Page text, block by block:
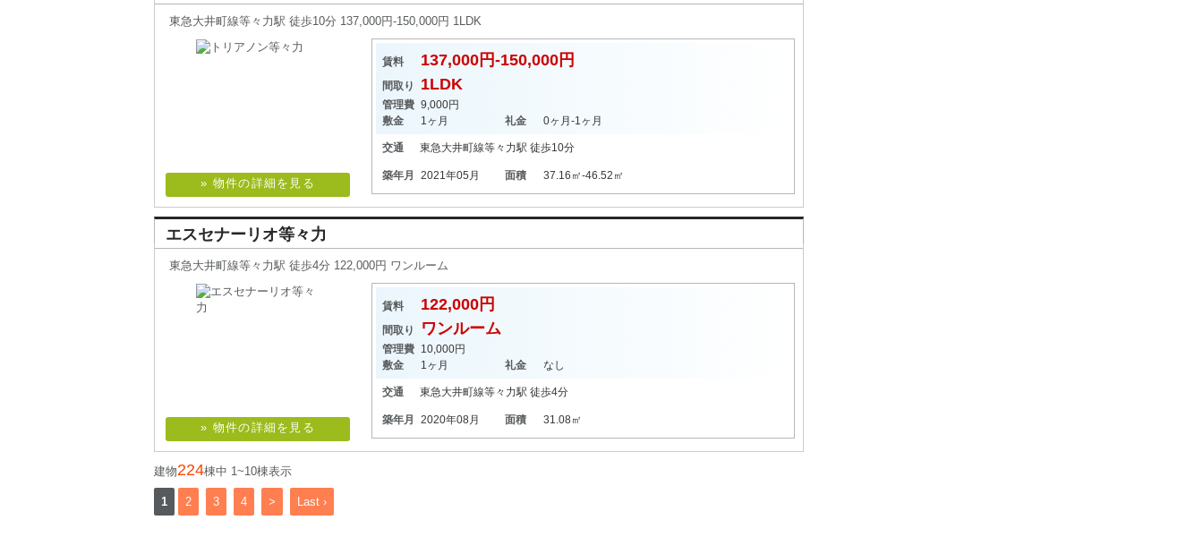
東急大井町線等々力駅 徒歩10分 137,000円-150,000円 1LDK
» 物件の詳細を見る
賃料 137,000円-150,000円
間取り 1LDK
管理費 9,000円
敷金
1ヶ月 礼金 0ヶ月-1ヶ月
交通 東急大井町線等々力駅 徒歩10分
築年月 2021年05月 面積 37.16㎡-46.52㎡
エスセナーリオ等々力
東急大井町線等々力駅 徒歩4分 122,000円 ワンルーム
» 物件の詳細を見る
賃料 122,000円
間取り ワンルーム
管理費 10,000円
敷金
1ヶ月 礼金 なし
交通 東急大井町線等々力駅 徒歩4分
築年月 2020年08月 面積 31.08㎡
建物224棟中 1~10棟表示
1 2 3 4 > Last ›